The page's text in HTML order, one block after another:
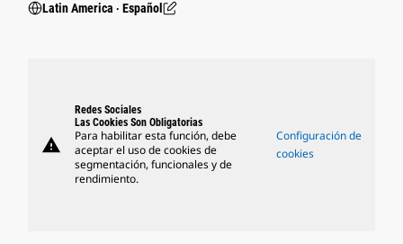
Latin America ‧ Español
warning
Redes Sociales
Las Cookies Son Obligatorias
Para habilitar esta función, debe
aceptar el uso de cookies de
segmentación, funcionales y de
rendimiento.
Configuración de
cookies